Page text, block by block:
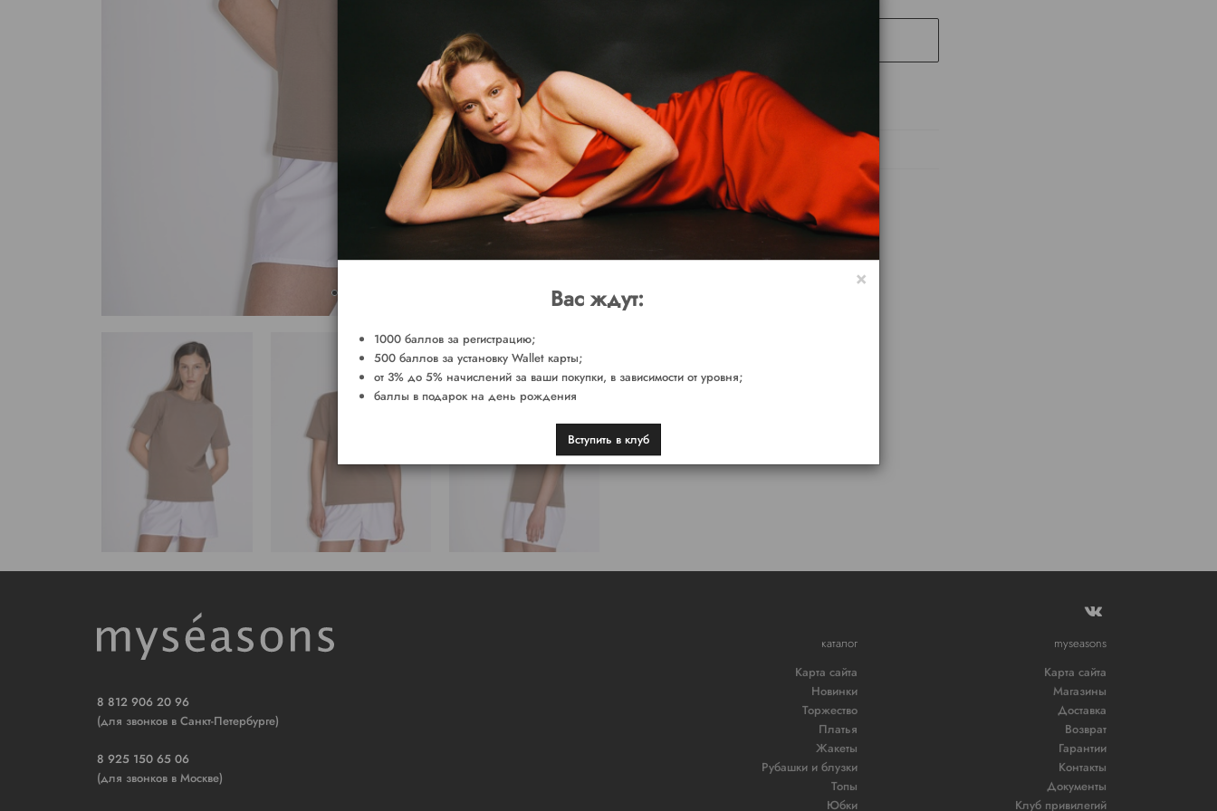
Доставка от 2-х рабочих дней
ОБМЕРЫ
СОСТАВ
Сделано в России
Арт. KNRBE0070
8 812 906 20 96
(для звонков в Санкт-Петербурге)
8 925 150 65 06
(для звонков в Москве)
каталог
Карта сайта
Новинки
Торжество
Платья
Жакеты
Рубашки и блузки
Топы
Юбки
myseasons
Карта сайта
Магазины
Доставка
Возврат
Гарантии
Контакты
Документы
Клуб привилегий
×
Вас ждут:
1000 баллов за регистрацию;
500 баллов за установку Wallet карты;
от 3% до 5% начислений за ваши покупки, в зависимости от уровня;
баллы в подарок на день рождения
Вступить в клуб